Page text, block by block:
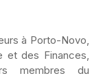
à Porto-Novo,
et des Finances,
membres du